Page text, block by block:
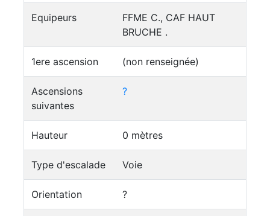
Equipeurs
FFME C., CAF HAUT
BRUCHE .
1ere ascension (non renseignée)
Ascensions
suivantes
?
Hauteur 0 mètres
Type d'escalade Voie
Orientation ?